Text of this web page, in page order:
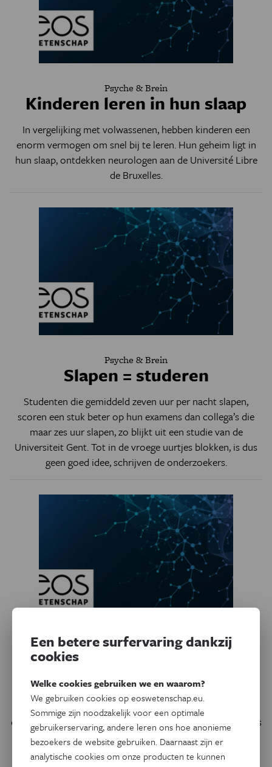
Psyche & Brein
Kinderen leren in hun slaap
In vergelijking met volwassenen, hebben kinderen een
enorm vermogen om snel bij te leren. Hun geheim ligt in
hun slaap, ontdekken neurologen aan de Université Libre
de Bruxelles.
Psyche & Brein
Slapen = studeren
Studenten die gemiddeld zeven uur per nacht slapen,
scoren een stuk beter op hun examens dan collega’s die
maar zes uur slapen, zo blijkt uit een studie van de
Universiteit Gent. Tot in de vroege uurtjes blokken, is dus
geen goed idee, schrijven de onderzoekers.
Psyche & Brein
Studie en slaap: een geslaagd
huwelijk
Wetenschappers wisten al langer dat slaap een gunstig
effect heeft op ons geheugen. Braziliaanse wetenschappers
hebben nu ook ontdekt hoe dat voordeel zich precies uit
in het brein.
Een betere surfervaring dankzij
cookies
Welke cookies gebruiken we en waarom?
We gebruiken cookies op eoswetenschap.eu.
Sommige zijn noodzakelijk voor een optimale
gebruikerservaring, andere leren ons hoe anonieme
bezoekers de website gebruiken. Daarnaast zijn er
analytische cookies om onze producten te kunnen